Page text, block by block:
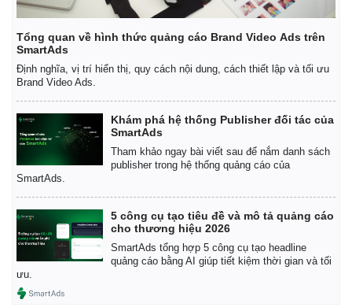
Thế giới
Quan sát
Cuộc sống đó đây
Hồ sơ
Multimedia
Video
E-Magazine
Tổng quan về hình thức quảng cáo Brand Video Ads trên
SmartAds
Định nghĩa, vị trí hiển thị, quy cách nội dung, cách thiết lập và tối ưu
Brand Video Ads.
Khám phá hệ thống Publisher đối tác của
SmartAds
Tham khảo ngay bài viết sau để nắm danh sách
publisher trong hệ thống quảng cáo của
SmartAds.
5 công cụ tạo tiêu đề và mô tả quảng cáo
cho thương hiệu 2026
SmartAds tổng hợp 5 công cụ tạo headline
quảng cáo bằng AI giúp tiết kiệm thời gian và tối
ưu.